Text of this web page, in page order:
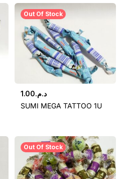
Out Of Stock
د.م.1.00
SUMI MEGA TATTOO 1U
Out Of Stock